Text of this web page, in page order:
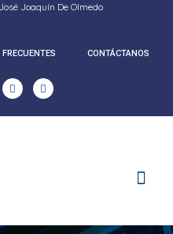
Joaquín De Olmedo
CONTÁCTANOS